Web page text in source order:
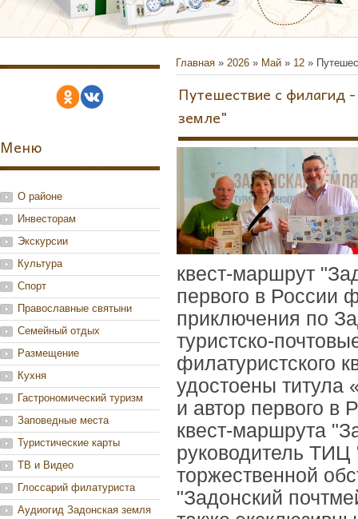
Меню
О районе
Инвесторам
Экскурсии
Культура
Спорт
Православные святыни
Семейный отдых
Размещение
Кухня
Гастрономический туризм
Заповедные места
Туристические карты
ТВ и Видео
Глоссарий филатуриста
Аудиогид Задонская земля
Главная » 2026 » Май » 12 »
Путешествие с филагид
земле"
квест-маршрут
первого в России
приключения по
туристско-
филатуристского
удостоены титула
и автор первого в
квест-маршрута
руководитель
торжественной
"Задонский